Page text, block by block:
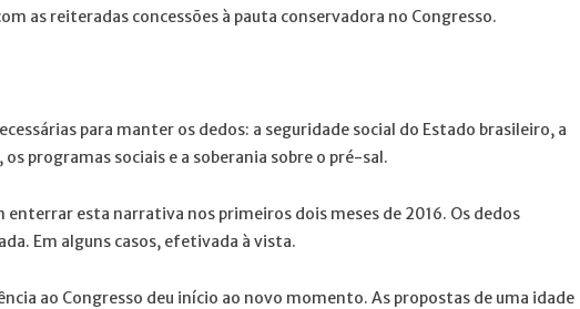
as reiteradas concessões à pauta conservadora no Congresso.
para manter os dedos: a seguridade social do Estado brasileiro, a
programas sociais e a soberania sobre o pré-sal.
esta narrativa nos primeiros dois meses de 2016. Os dedos
Em alguns casos, efetivada à vista.
ao Congresso deu início ao novo momento. As propostas de uma idade